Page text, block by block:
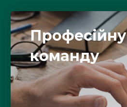
Професійну
команду